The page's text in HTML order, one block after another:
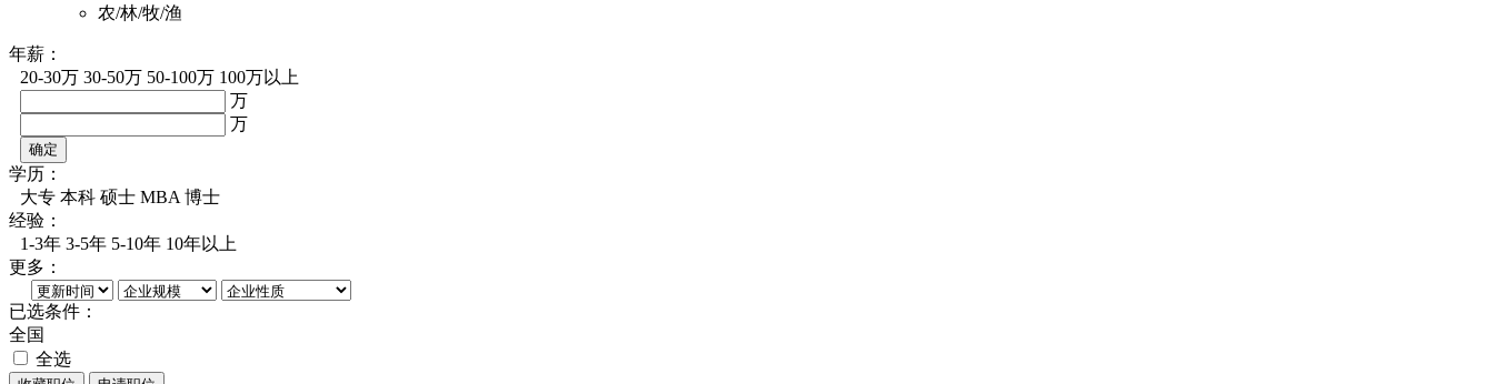
农/林/牧/渔
年薪：
20-30万 30-50万 50-100万 100万以上
万
万
确定
学历：
大专 本科 硕士 MBA 博士
经验：
1-3年 3-5年 5-10年 10年以上
更多：
已选条件：
全国
全选